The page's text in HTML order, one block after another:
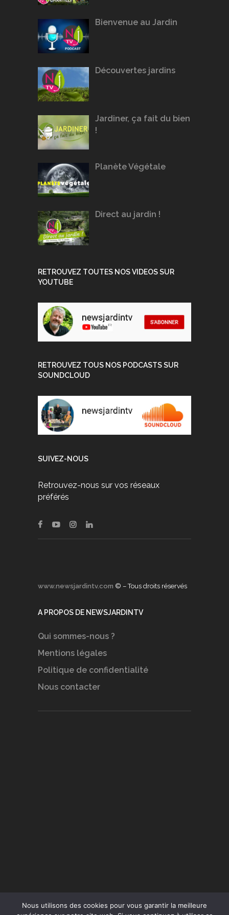
Bienvenue au Jardin
Découvertes jardins
Jardiner, ça fait du bien
!
Planète Végétale
Direct au jardin !
RETROUVEZ TOUTES NOS VIDEOS SUR
YOUTUBE
RETROUVEZ TOUS NOS PODCASTS SUR
SOUNDCLOUD
SUIVEZ-NOUS
Retrouvez-nous sur vos réseaux
préférés
www.newsjardintv.com © – Tous droits réservés
A PROPOS DE NEWSJARDINTV
Qui sommes-nous ?
Mentions légales
Politique de confidentialité
Nous contacter
Nous utilisons des cookies pour vous garantir la meilleure